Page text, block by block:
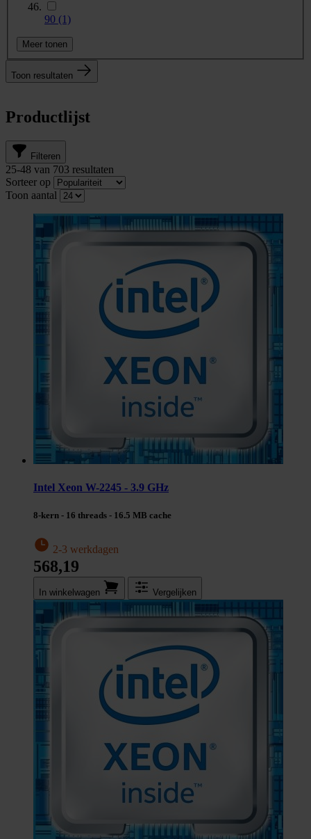
90 (1)
Meer tonen
Toon resultaten
Productlijst
Filteren
25-48 van 703 resultaten
Sorteer op
Toon aantal
Intel Xeon W-2245 - 3.9 GHz
8-kern - 16 threads - 16.5 MB cache
2-3 werkdagen
568,19
In winkel­wagen Vergelijken